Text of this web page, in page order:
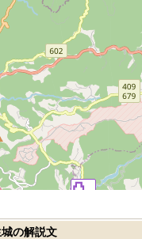
城の解説文